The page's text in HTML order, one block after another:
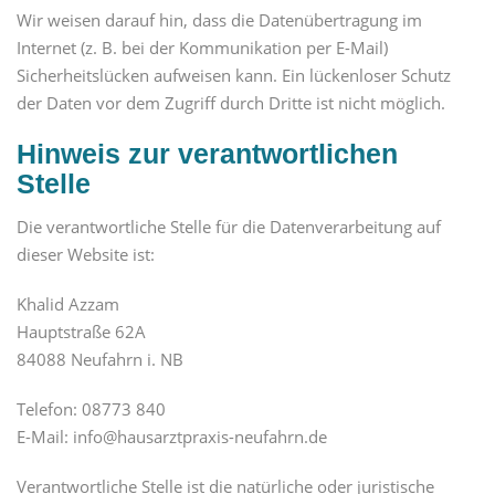
Wir weisen darauf hin, dass die Datenübertragung im
Internet (z. B. bei der Kommunikation per E-Mail)
Sicherheitslücken aufweisen kann. Ein lückenloser Schutz
der Daten vor dem Zugriff durch Dritte ist nicht möglich.
Hinweis zur verantwortlichen
Stelle
Die verantwortliche Stelle für die Datenverarbeitung auf
dieser Website ist:
Khalid Azzam
Hauptstraße 62A
84088 Neufahrn i. NB
Telefon: 08773 840
E-Mail: info@hausarztpraxis-neufahrn.de
Verantwortliche Stelle ist die natürliche oder juristische